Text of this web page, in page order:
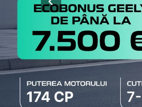
Previous